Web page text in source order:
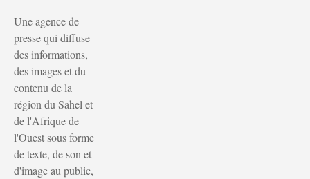
Une agence de
presse qui diffuse
des informations,
des images et du
contenu de la
région du Sahel et
de l'Afrique de
l'Ouest sous forme
de texte, de son et
d'image au public,